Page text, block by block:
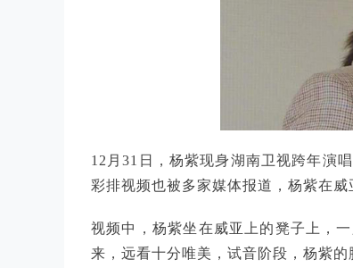
12月31日，杨紫现身湖南卫视跨年演
彩排视频也被多家媒体报道，杨紫在
视频中，杨紫坐在威亚上的凳子上，
来，远看十分唯美，试音阶段，杨紫